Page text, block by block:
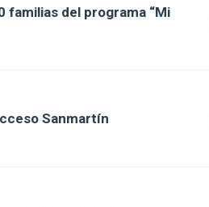
familias del programa “Mi
Sanmartín